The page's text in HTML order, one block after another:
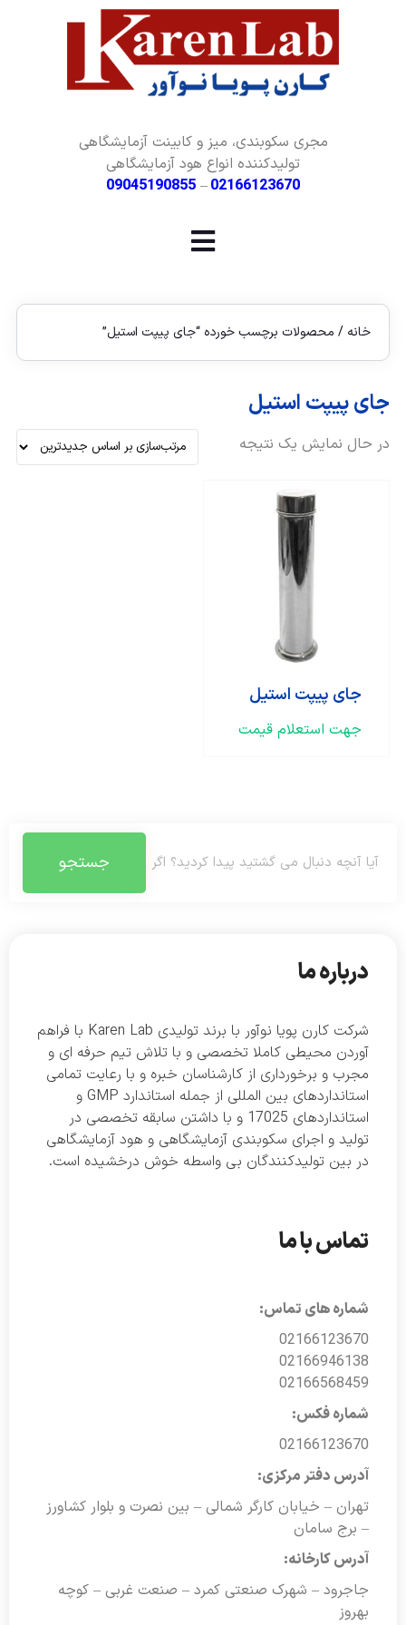
مجری سکوبندی، میز و کابینت آزمایشگاهی
تولیدکننده انواع هود آزمایشگاهی
02166123670
–
09045190855
خانه / محصولات برچسب خورده “جای پیپت استیل”
جای پیپت استیل
در حال نمایش یک نتیجه
جای پیپت استیل
جهت استعلام قیمت
جستجو
تماس با ما
شماره های تماس:
02166123670
02166946138
02166568459
شماره فکس:
02166123670
آدرس دفتر مرکزی:
تهران – خیابان کارگر شمالی – بین نصرت و بلوار کشاورز
– برج سامان
آدرس کارخانه:
جاجرود – شهرک صنعتی کمرد – صنعت غربی – کوچه
بهروز
درباره ما
شرکت کارن پویا نوآور با برند تولیدی Karen Lab با فراهم
آوردن محیطی کاملا تخصصی و با تلاش تیم حرفه ای و
مجرب و برخورداری از کارشناسان خبره و با رعایت تمامی
استانداردهای بین المللی از جمله استاندارد GMP و
استانداردهای 17025 و با داشتن سابقه تخصصی در
تولید و اجرای سکوبندی آزمایشگاهی و هود آزمایشگاهی
در بین تولیدکنندگان بی واسطه خوش درخشیده است.